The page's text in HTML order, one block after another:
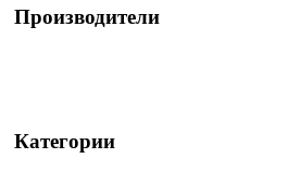
Производители
Категории